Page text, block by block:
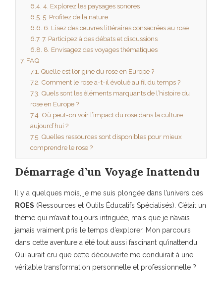
6.4. 4. Explorez les paysages sonores
6.5. 5. Profitez de la nature
6.6. 6. Lisez des œuvres littéraires consacrées au rose
6.7. 7. Participez à des débats et discussions
6.8. 8. Envisagez des voyages thématiques
7. FAQ
7.1. Quelle est l’origine du rose en Europe ?
7.2. Comment le rose a-t-il évolué au fil du temps ?
7.3. Quels sont les éléments marquants de l’histoire du
rose en Europe ?
7.4. Où peut-on voir l’impact du rose dans la culture
aujourd’hui ?
7.5. Quelles ressources sont disponibles pour mieux
comprendre le rose ?
Démarrage d’un Voyage Inattendu
Il y a quelques mois, je me suis plongée dans l’univers des
ROES (Ressources et Outils Éducatifs Spécialisés). C’était un
thème qui m’avait toujours intriguée, mais que je n’avais
jamais vraiment pris le temps d’explorer. Mon parcours
dans cette aventure a été tout aussi fascinant qu’inattendu.
Qui aurait cru que cette découverte me conduirait à une
véritable transformation personnelle et professionnelle ?